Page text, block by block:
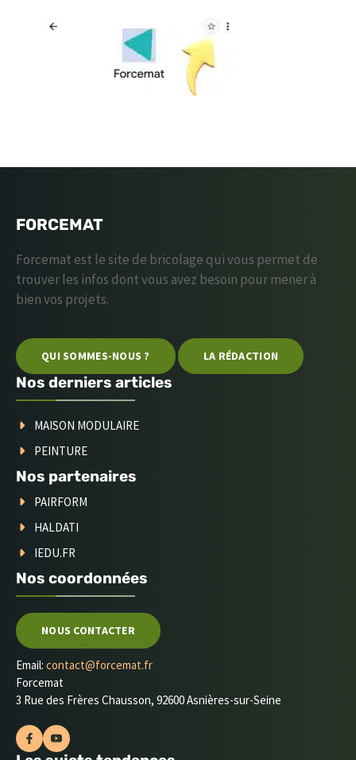
FORCEMAT
Forcemat est le site de bricolage qui vous permet de
trouver les infos dont vous avez besoin pour mener à
bien vos projets.
QUI SOMMES-NOUS ? LA RÉDACTION
Nos derniers articles
MAISON MODULAIRE
PEINTURE
Nos partenaires
PAIRFORM
HALDATI
IEDU.FR
Nos coordonnées
NOUS CONTACTER
Email: contact@forcemat.fr
Forcemat
3 Rue des Frères Chausson, 92600 Asnières-sur-Seine